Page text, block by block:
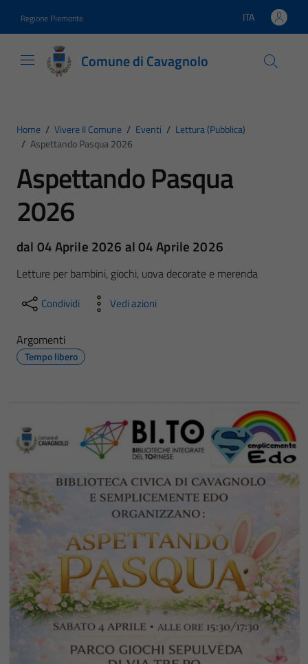
Regione Piemonte Lingua attiva:
ITA
Comune di Cavagnolo
Home / Vivere Il Comune / Eventi / Lettura (pubblica)
/ Aspettando Pasqua 2026
Aspettando Pasqua
2026
dal 04 Aprile 2026 al 04 Aprile 2026
Letture per bambini, giochi, uova decorate e merenda
Condividi Vedi azioni
Argomenti
Tempo libero